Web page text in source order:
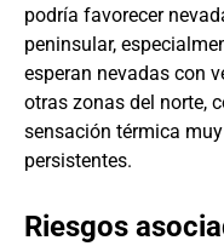
podría favorecer
peninsular,
esperan nevadas con
otras zonas del norte,
sensación térmica
persistentes.
Riesgos